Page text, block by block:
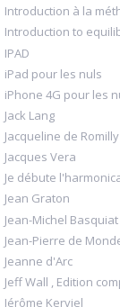
Introduction à la
Introduction to
IPAD
iPad pour les nuls
iPhone 4G pour les
Jack Lang
Jacqueline de Romilly
Jacques Vera
Je débute
Jean Graton
Jean-Michel Basquiat
Jean-Pierre de
Jeanne d'Arc
Jeff Wall , Edition
Jérôme Kerviel